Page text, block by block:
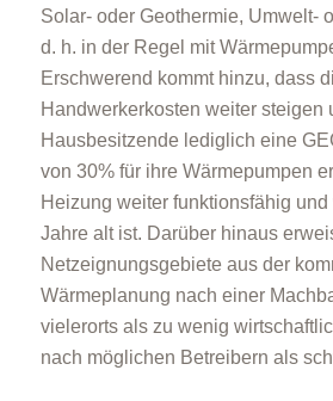
Solar- oder Geothermie, Umwelt-
d. h. in der Regel mit
Erschwerend kommt hinzu, dass
Handwerkerkosten weiter steigen
Hausbesitzende lediglich eine
von 30% für ihre Wärmepumpen
Heizung weiter funktionsfähig
Jahre alt ist. Darüber hinaus
Netzeignungsgebiete aus der
Wärmeplanung nach einer
vielerorts als zu wenig
nach möglichen Betreibern als